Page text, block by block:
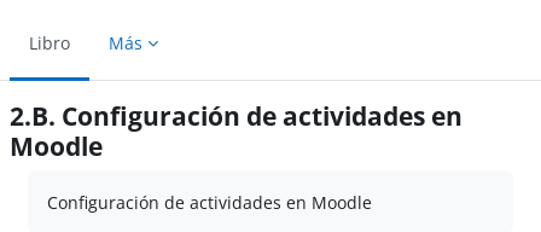
Libro Más
2.B. Configuración de actividades en
Moodle
Configuración de actividades en Moodle